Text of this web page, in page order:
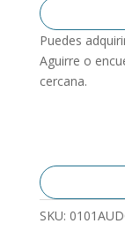
Puedes
Aguirre o
cercana.
SKU: